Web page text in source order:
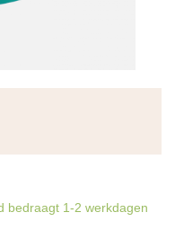
bedraagt 1-2 werkdagen